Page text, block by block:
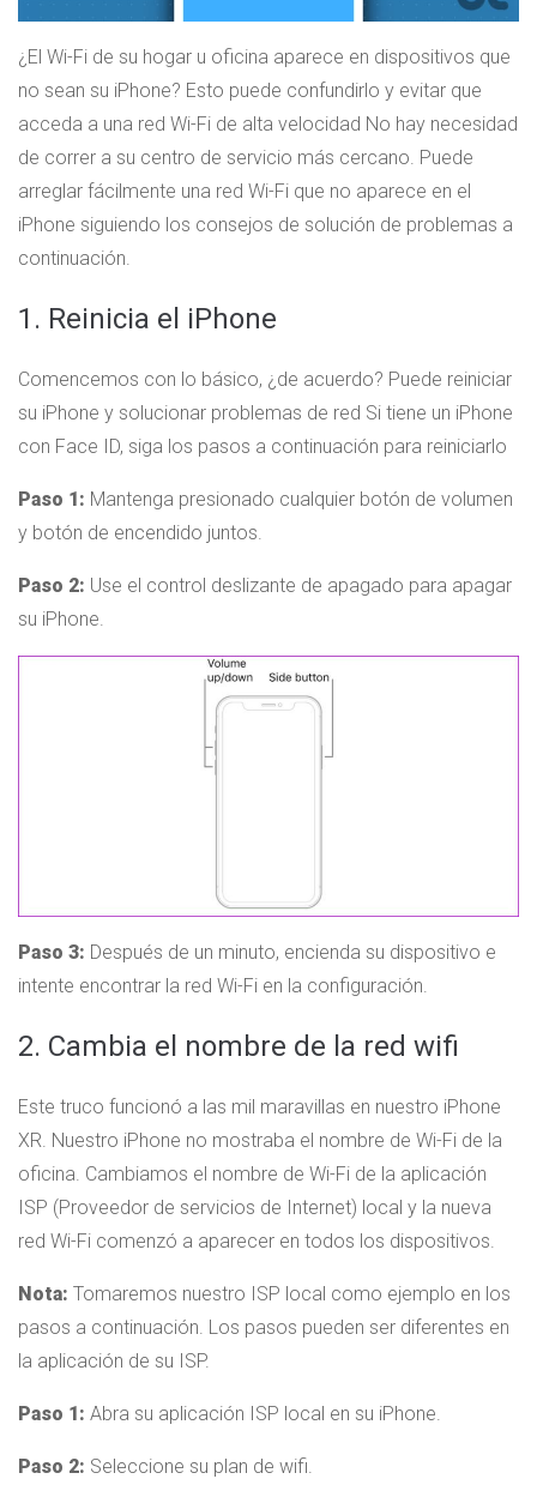
¿El Wi-Fi de su hogar u oficina aparece en dispositivos que
no sean su iPhone? Esto puede confundirlo y evitar que
acceda a una red Wi-Fi de alta velocidad No hay necesidad
de correr a su centro de servicio más cercano. Puede
arreglar fácilmente una red Wi-Fi que no aparece en el
iPhone siguiendo los consejos de solución de problemas a
continuación.
1. Reinicia el iPhone
Comencemos con lo básico, ¿de acuerdo? Puede reiniciar
su iPhone y solucionar problemas de red Si tiene un iPhone
con Face ID, siga los pasos a continuación para reiniciarlo
Paso 1: Mantenga presionado cualquier botón de volumen
y botón de encendido juntos.
Paso 2: Use el control deslizante de apagado para apagar
su iPhone.
Paso 3: Después de un minuto, encienda su dispositivo e
intente encontrar la red Wi-Fi en la configuración.
2. Cambia el nombre de la red wifi
Este truco funcionó a las mil maravillas en nuestro iPhone
XR. Nuestro iPhone no mostraba el nombre de Wi-Fi de la
oficina. Cambiamos el nombre de Wi-Fi de la aplicación
ISP (Proveedor de servicios de Internet) local y la nueva
red Wi-Fi comenzó a aparecer en todos los dispositivos.
Nota: Tomaremos nuestro ISP local como ejemplo en los
pasos a continuación. Los pasos pueden ser diferentes en
la aplicación de su ISP.
Paso 1: Abra su aplicación ISP local en su iPhone.
Paso 2: Seleccione su plan de wifi.